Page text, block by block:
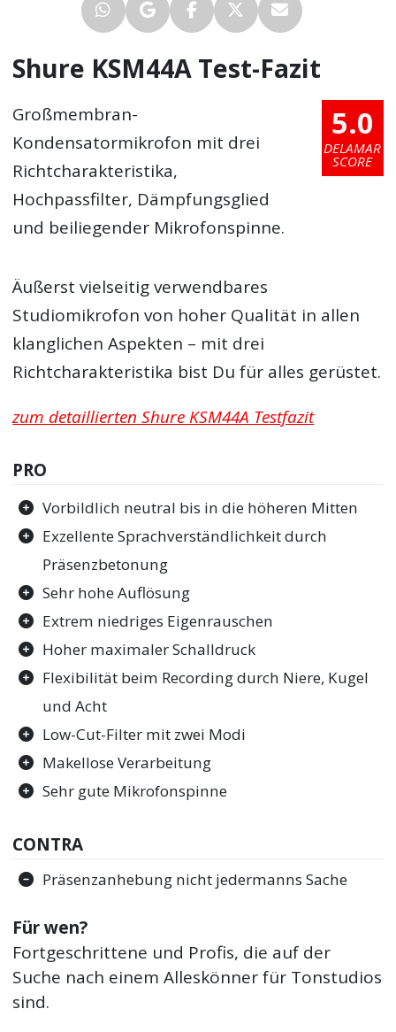
Shure KSM44A Test-Fazit
5.0
DELAMAR
SCORE
Großmembran-
Kondensatormikrofon mit drei
Richtcharakteristika,
Hochpassfilter, Dämpfungsglied
und beiliegender Mikrofonspinne.
Äußerst vielseitig verwendbares
Studiomikrofon von hoher Qualität in allen
klanglichen Aspekten – mit drei
Richtcharakteristika bist Du für alles gerüstet.
zum detaillierten Shure KSM44A Testfazit
PRO
Vorbildlich neutral bis in die höheren Mitten
Exzellente Sprachverständlichkeit durch
Präsenzbetonung
Sehr hohe Auflösung
Extrem niedriges Eigenrauschen
Hoher maximaler Schalldruck
Flexibilität beim Recording durch Niere, Kugel
und Acht
Low-Cut-Filter mit zwei Modi
Makellose Verarbeitung
Sehr gute Mikrofonspinne
CONTRA
Präsenzanhebung nicht jedermanns Sache
Für wen?
Fortgeschrittene und Profis, die auf der
Suche nach einem Alleskönner für Tonstudios
sind.